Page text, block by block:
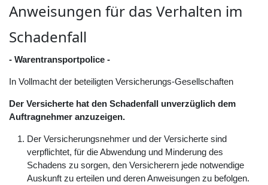
Anweisungen für das Verhalten im
Schadenfall
- Warentransportpolice -
In Vollmacht der beteiligten Versicherungs-Gesellschaften
Der Versicherte hat den Schadenfall unverzüglich dem
Auftragnehmer anzuzeigen.
Der Versicherungsnehmer und der Versicherte sind
verpflichtet, für die Abwendung und Minderung des
Schadens zu sorgen, den Versicherern jede notwendige
Auskunft zu erteilen und deren Anweisungen zu befolgen.